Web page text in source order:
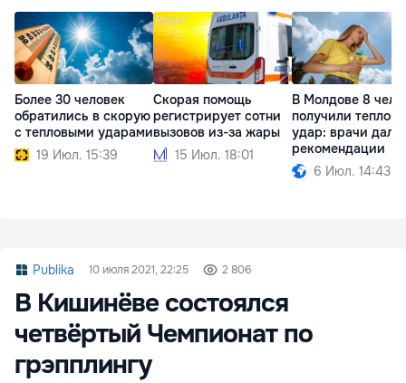
Более 30 человек
обратились в скорую
с тепловыми ударами
19 Июл. 15:39
Скорая помощь
регистрирует сотни
вызовов из-за жары
15 Июл. 18:01
В Молдове 8
получили
удар: врачи дали
рекомендации
6 Июл. 14:43
Publika 10 июля 2021, 22:25 2 806
В Кишинёве состоялся
четвёртый Чемпионат по
грэпплингу